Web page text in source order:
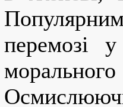
перемозі